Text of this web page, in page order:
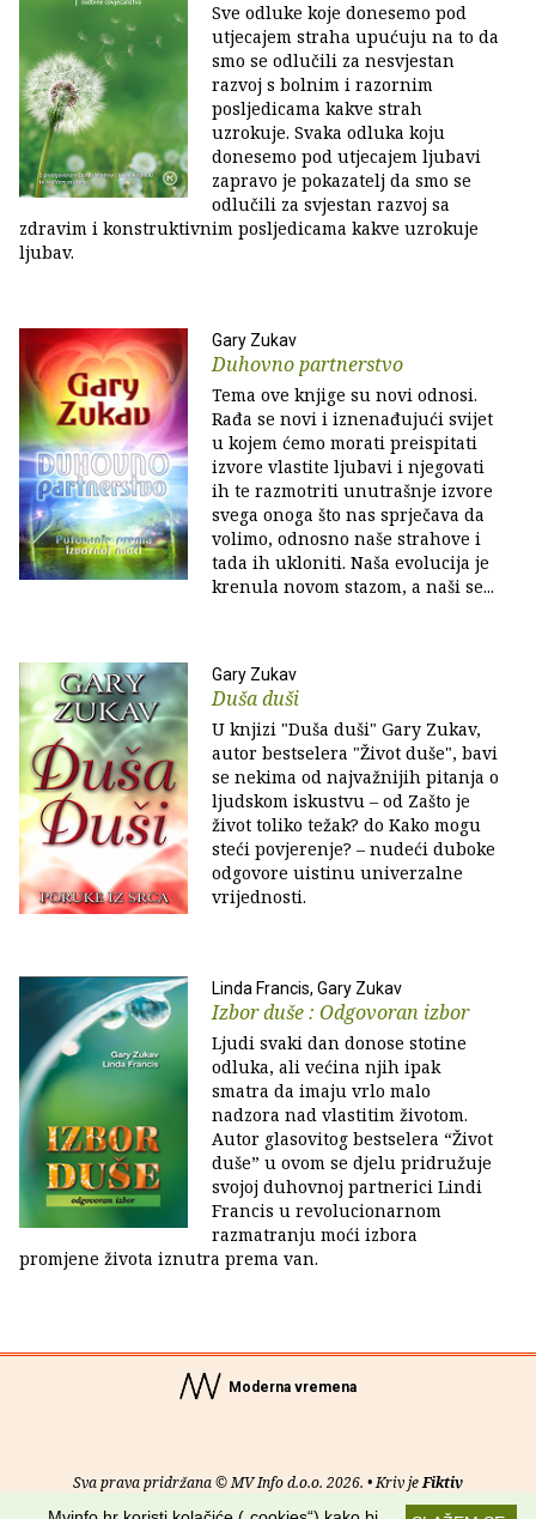
Sve odluke koje donesemo pod
utjecajem straha upućuju na to da
smo se odlučili za nesvjestan
razvoj s bolnim i razornim
posljedicama kakve strah
uzrokuje. Svaka odluka koju
donesemo pod utjecajem ljubavi
zapravo je pokazatelj da smo se
odlučili za svjestan razvoj sa
zdravim i konstruktivnim posljedicama kakve uzrokuje
ljubav.
Gary Zukav
Duhovno partnerstvo
Tema ove knjige su novi odnosi.
Rađa se novi i iznenađujući svijet
u kojem ćemo morati preispitati
izvore vlastite ljubavi i njegovati
ih te razmotriti unutrašnje izvore
svega onoga što nas sprječava da
volimo, odnosno naše strahove i
tada ih ukloniti. Naša evolucija je
krenula novom stazom, a naši se...
Gary Zukav
Duša duši
U knjizi "Duša duši" Gary Zukav,
autor bestselera "Život duše", bavi
se nekima od najvažnijih pitanja o
ljudskom iskustvu – od Zašto je
život toliko težak? do Kako mogu
steći povjerenje? – nudeći duboke
odgovore uistinu univerzalne
vrijednosti.
Linda Francis, Gary Zukav
Izbor duše : Odgovoran izbor
Ljudi svaki dan donose stotine
odluka, ali većina njih ipak
smatra da imaju vrlo malo
nadzora nad vlastitim životom.
Autor glasovitog bestselera “Život
duše” u ovom se djelu pridružuje
svojoj duhovnoj partnerici Lindi
Francis u revolucionarnom
razmatranju moći izbora
promjene života iznutra prema van.
Moderna vremena
Sva prava pridržana © MV Info d.o.o. 2026. • Kriv jeFiktiv